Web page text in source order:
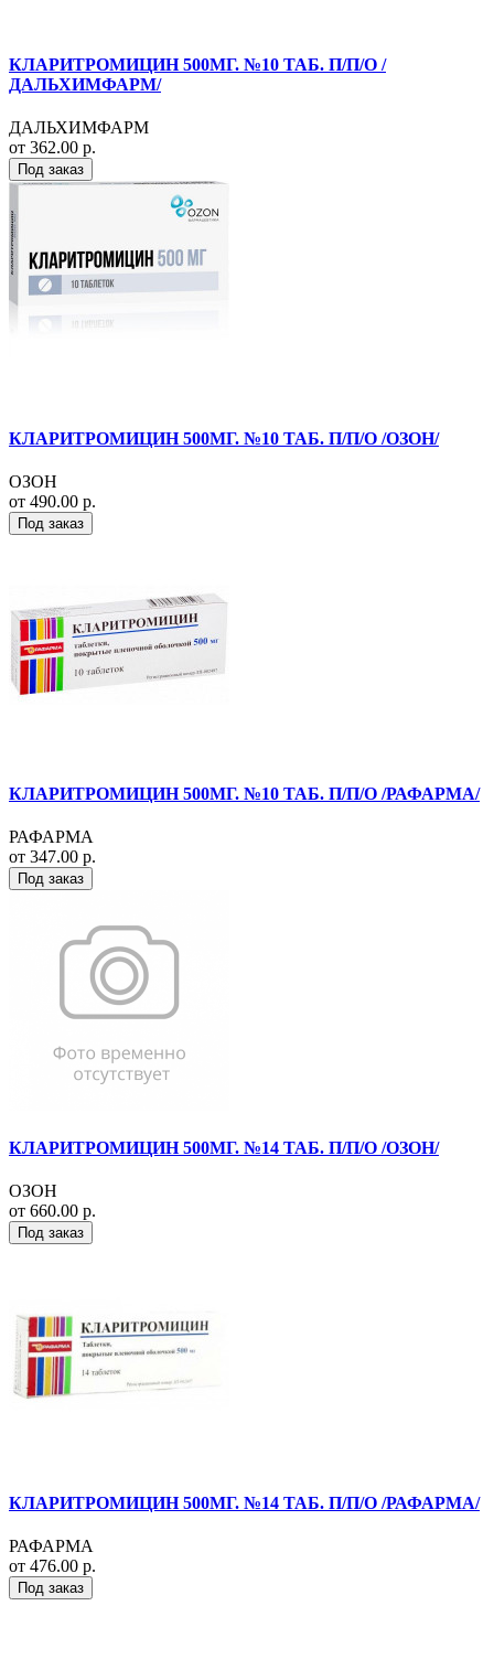
КЛАРИТРОМИЦИН 500МГ. №10 ТАБ. П/П/О /
ДАЛЬХИМФАРМ/
ДАЛЬХИМФАРМ
от 362.00 р.
Под заказ
КЛАРИТРОМИЦИН 500МГ. №10 ТАБ. П/П/О /ОЗОН/
ОЗОН
от 490.00 р.
Под заказ
КЛАРИТРОМИЦИН 500МГ. №10 ТАБ. П/П/О /РАФАРМА/
РАФАРМА
от 347.00 р.
Под заказ
КЛАРИТРОМИЦИН 500МГ. №14 ТАБ. П/П/О /ОЗОН/
ОЗОН
от 660.00 р.
Под заказ
КЛАРИТРОМИЦИН 500МГ. №14 ТАБ. П/П/О /РАФАРМА/
РАФАРМА
от 476.00 р.
Под заказ